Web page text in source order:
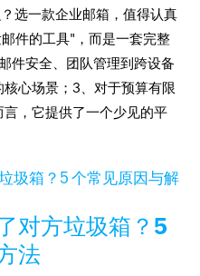
选一款企业邮箱，值得认真
件的工具"，而是一套完整
件安全、团队管理到跨设备
心场景；3、对于预算有限
，它提供了一个少见的平
对方垃圾箱？5
法